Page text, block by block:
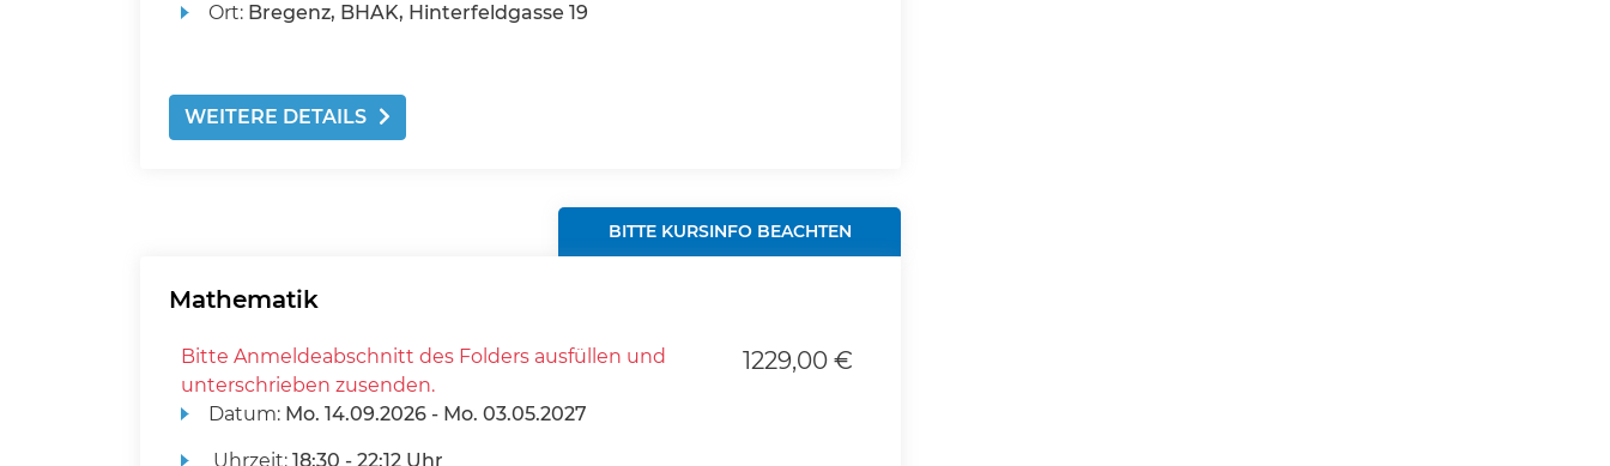
Ort: Bregenz, BHAK, Hinterfeldgasse 19
WEITERE DETAILS
BITTE KURSINFO BEACHTEN
Mathematik
Bitte Anmeldeabschnitt des Folders ausfüllen und
unterschrieben zusenden.
Datum: Mo. 14.09.2026 - Mo. 03.05.2027
Uhrzeit: 18:30 - 22:12 Uhr
1229,00 €